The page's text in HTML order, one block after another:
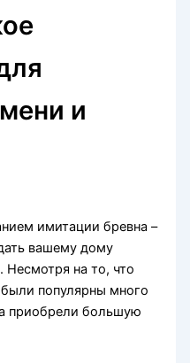
и
имитации бревна –
вашему дому
на то, что
популярны много
приобрели большую